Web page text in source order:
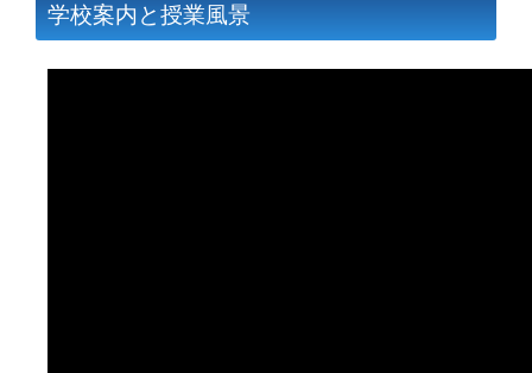
学校案内と授業風景